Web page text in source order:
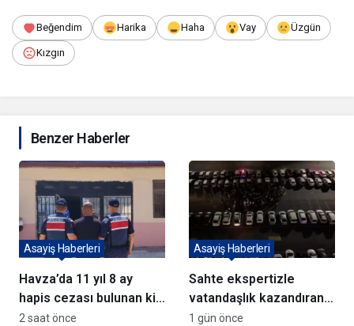
Beğendim Harika Haha Vay Üzgün
Kızgın
Benzer Haberler
Havza’da 11 yıl 8 ay
hapis cezası bulunan kişi
yakalandı
Asayiş Haberleri
2 saat önce
Sahte ekspertizle
vatandaşlık kazandıran
72 şüpheli adliyeye sevk
Asayiş Haberleri
1 gün önce